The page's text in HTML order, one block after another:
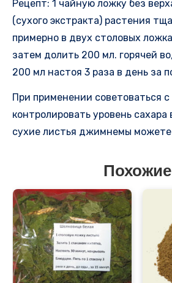
Рецепт: 1 чайную ложку без
(сухого экстракта) растения
примерно в двух столовых
затем долить 200 мл. горячей
200 мл настоя 3 раза в день за
При применении советоваться с
контролировать уровень сахара
сухие листья джимнемы можете
Похожие